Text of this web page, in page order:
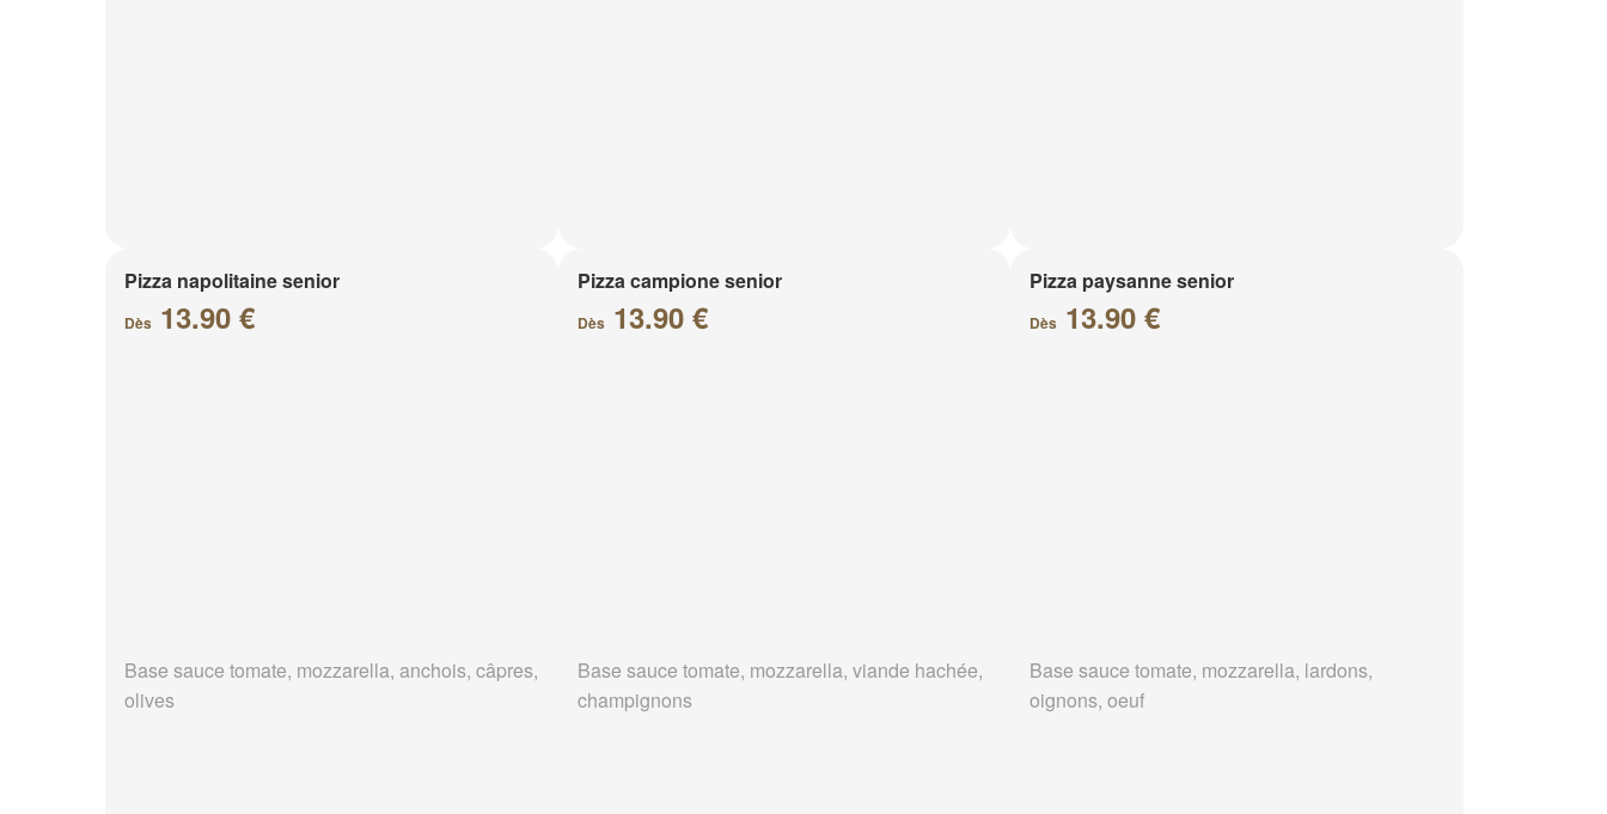
Pizza napolitaine senior
Dès 13.90 €
Base sauce tomate, mozzarella, anchois, câpres,
olives
Pizza campione senior
Dès 13.90 €
Base sauce tomate, mozzarella, viande hachée,
champignons
Pizza paysanne senior
Dès 13.90 €
Base sauce tomate, mozzarella, lardons,
oignons, oeuf